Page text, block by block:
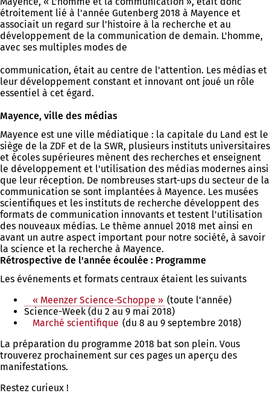
étroitement lié à l'année Gutenberg 2018 à Mayence et
associait un regard sur l'histoire à la recherche et au
développement de la communication de demain. L'homme,
avec ses multiples modes de
communication, était au centre de l'attention. Les médias et
leur développement constant et innovant ont joué un rôle
essentiel à cet égard.
Mayence, ville des médias
Mayence est une ville médiatique : la capitale du Land est le
siège de la ZDF et de la SWR, plusieurs instituts universitaires
et écoles supérieures mènent des recherches et enseignent
le développement et l'utilisation des médias modernes ainsi
que leur réception. De nombreuses start-ups du secteur de la
communication se sont implantées à Mayence. Les musées
scientifiques et les instituts de recherche développent des
formats de communication innovants et testent l'utilisation
des nouveaux médias. Le thème annuel 2018 met ainsi en
avant un autre aspect important pour notre société, à savoir
la science et la recherche à Mayence.
Rétrospective de l'année écoulée : Programme
Les événements et formats centraux étaient les suivants
« Meenzer Science-Schoppe » (toute l'année)
Science-Week (du 2 au 9 mai 2018)
Marché scientifique (du 8 au 9 septembre 2018)
La préparation du programme 2018 bat son plein. Vous
trouverez prochainement sur ces pages un aperçu des
manifestations.
Restez curieux !